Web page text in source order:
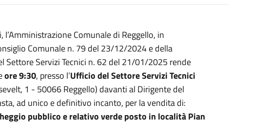
Comunale di Reggello, in
Comunale n. 79 del 23/12/2024 e della
Settore Servizi Tecnici n. 62 del 21/01/2025 rende
ore 9:30, presso l’Ufficio del Settore Servizi Tecnici
1 - 50066 Reggello) davanti al Dirigente del
ad unico e definitivo incanto, per la vendita di:
pubblico e relativo verde posto in località Pian